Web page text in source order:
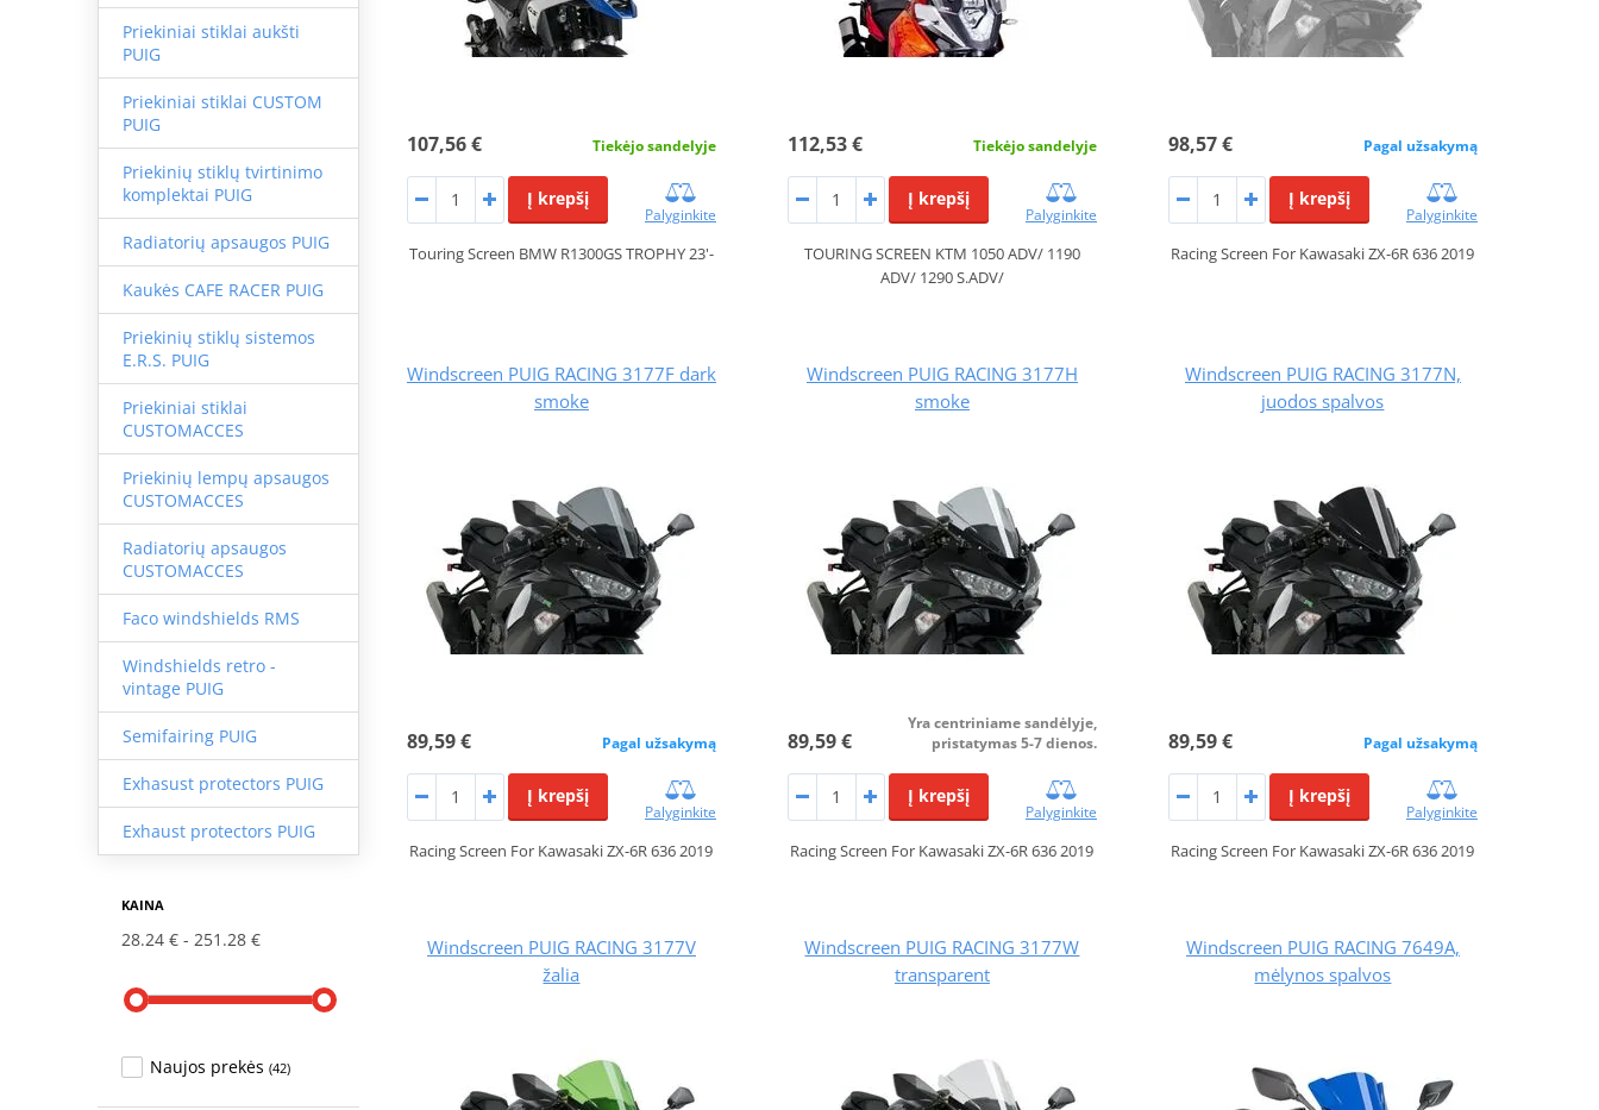
Priekiniai stiklai aukšti
PUIG
Priekiniai stiklai CUSTOM
PUIG
Priekinių stiklų tvirtinimo
komplektai PUIG
Radiatorių apsaugos PUIG
Kaukės CAFE RACER PUIG
Priekinių stiklų sistemos
E.R.S. PUIG
Priekiniai stiklai
CUSTOMACCES
Priekinių lempų apsaugos
CUSTOMACCES
Radiatorių apsaugos
CUSTOMACCES
Faco windshields RMS
Windshields retro -
vintage PUIG
Semifairing PUIG
Exhasust protectors PUIG
Exhaust protectors PUIG
KAINA
28.24 € 251.28 €
Naujos prekės (42)
107,56 € Tiekėjo sandelyje
Į krepšį
Palyginkite
Touring Screen BMW R1300GS TROPHY 23'-
112,53 € Tiekėjo sandelyje
Į krepšį
Palyginkite
TOURING SCREEN KTM 1050 ADV/ 1190
ADV/ 1290 S.ADV/
98,57 € Pagal užsakymą
Į krepšį
Palyginkite
Racing Screen For Kawasaki ZX-6R 636 2019
Windscreen PUIG RACING 3177F dark
smoke
89,59 € Pagal užsakymą
Į krepšį
Palyginkite
Racing Screen For Kawasaki ZX-6R 636 2019
Windscreen PUIG RACING 3177H
smoke
89,59 €
Yra centriniame sandėlyje,
pristatymas 5-7 dienos.
Į krepšį
Palyginkite
Racing Screen For Kawasaki ZX-6R 636 2019
Windscreen PUIG RACING 3177N,
juodos spalvos
89,59 € Pagal užsakymą
Į krepšį
Palyginkite
Racing Screen For Kawasaki ZX-6R 636 2019
Windscreen PUIG RACING 3177V
žalia
Windscreen PUIG RACING 3177W
transparent
Windscreen PUIG RACING 7649A,
mėlynos spalvos